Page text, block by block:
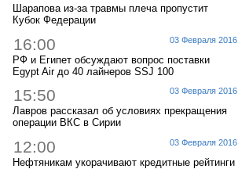
Шарапова из-за травмы плеча пропустит
Кубок Федерации
03 Февраля 2016
16:00
РФ и Египет обсуждают вопрос поставки
Egypt Air до 40 лайнеров SSJ 100
03 Февраля 2016
15:50
Лавров рассказал об условиях прекращения
операции ВКС в Сирии
03 Февраля 2016
12:00
Нефтяникам укорачивают кредитные рейтинги